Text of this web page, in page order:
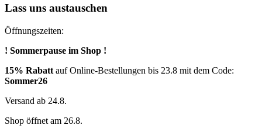
weist
Die
können
Lass uns austauschen
Öffnungszeiten:
! Sommerpause im Shop !
15% Rabatt auf Online-Bestellungen bis 23.8 mit dem Code:
Sommer26
Versand ab 24.8.
Shop öffnet am 26.8.